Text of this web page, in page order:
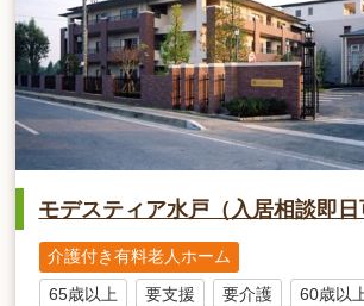
モデスティア水戸（入居相談即日
介護付き有料老人ホーム
65歳以上 要支援 要介護 60歳以